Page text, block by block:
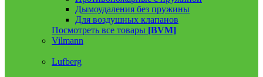
Дымоудаления без пружины
Для воздушных клапанов
Посмотреть все товары [BVM]
Vilmann
Lufberg